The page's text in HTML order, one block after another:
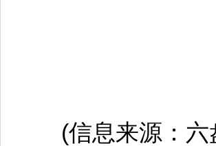
(信息来源： 六